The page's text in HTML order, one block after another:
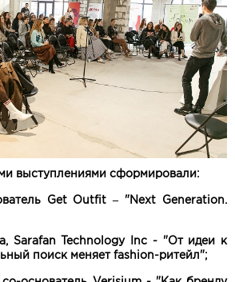
выступлениями сформировали:
Get Outfit – "Next Generation.
Sarafan Technology Inc - "От идеи к
поиск меняет fashion-ритейл";